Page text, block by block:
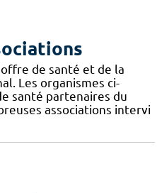
de santé et de la
Les organismes ci-
santé partenaires du
associations intervi